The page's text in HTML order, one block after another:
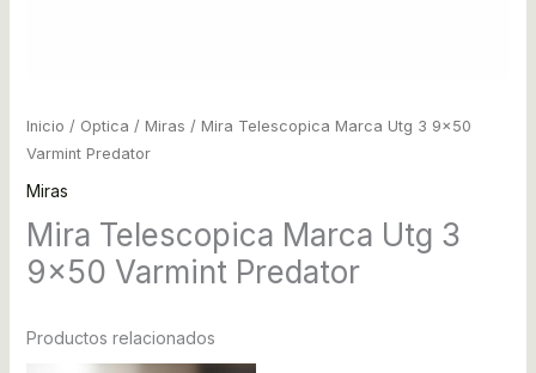
Inicio / Optica / Miras / Mira Telescopica Marca Utg 3 9×50
Varmint Predator
Miras
Mira Telescopica Marca Utg 3
9×50 Varmint Predator
Productos relacionados